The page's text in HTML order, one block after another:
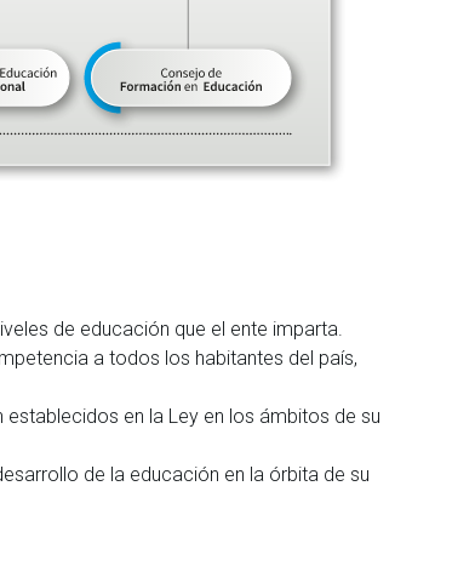
de educación que el ente imparta.
a todos los habitantes del país,
en la Ley en los ámbitos de su
de la educación en la órbita de su